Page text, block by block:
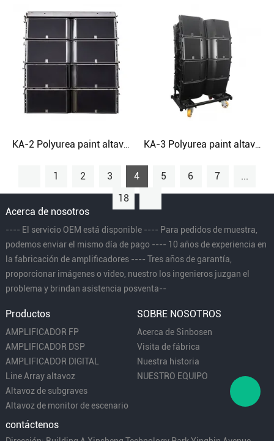
1 2 3 4 5 6 7
...
18
Acerca de nosotros
---- El servicio OEM está disponible ---- Para pedidos de muestra,
podemos enviar el mismo día de pago ---- 10 años de experiencia en
la fabricación de amplificadores ---- Tres años de garantía,
proporcionar imágenes o video, nuestro los ingenieros juzgan el
problema y brindan asistencia posventa--
Productos
AMPLIFICADOR FP
AMPLIFICADOR DSP
AMPLIFICADOR DIGITAL
Line Array altavoz
Altavoz de subgraves
Altavoz de monitor de escenario
SOBRE NOSOTROS
Acerca de Sinbosen
Visita de fábrica
Nuestra historia
NUESTRO EQUIPO
contáctenos